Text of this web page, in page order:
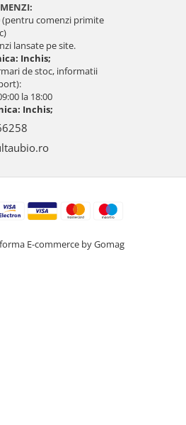
(pentru comenzi primite
lansate pe site.
Inchis;
de stoc, informatii
la 18:00
Inchis;
E-commerce by Gomag